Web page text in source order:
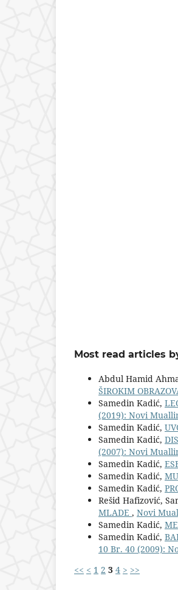
Most read articles
Abdul Hamid
ŠIROKIM
Samedin Kadić,
(2019): Novi
Samedin Kadić,
Samedin Kadić,
(2007): Novi
Samedin Kadić,
Samedin Kadić,
Samedin Kadić,
Rešid Hafizović,
MLADE , Novi
Samedin Kadić,
Samedin Kadić,
10 Br. 40 (2009):
<< < 1 2 3 4 > >>